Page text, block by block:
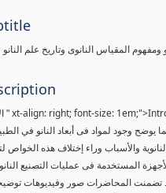
ومفهوم المقياس النانوى وتاريخ علم
xt-align: right; font-size:
"
يوضح وجود لمواد فى أبعاد النانو في
والأسباب وراء إختلاف هذه الخواص
المستخدمة فى عمليات التصنيع
تضمنت المحاضرات صور وفيديوهات